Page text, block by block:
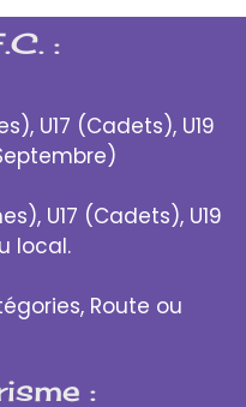
:
U17 (Cadets), U19
U17 (Cadets), U19
local.
Route ou
: